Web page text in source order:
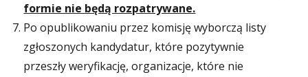
formie nie będą rozpatrywane.
Po opublikowaniu przez komisję wyborczą listy
zgłoszonych kandydatur, które pozytywnie
przeszły weryfikację, organizacje, które nie